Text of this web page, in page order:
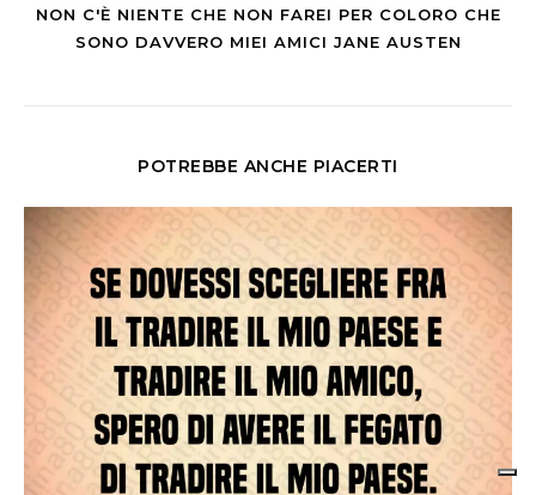
NON C'È NIENTE CHE NON FAREI PER COLORO CHE
SONO DAVVERO MIEI AMICI JANE AUSTEN
POTREBBE ANCHE PIACERTI